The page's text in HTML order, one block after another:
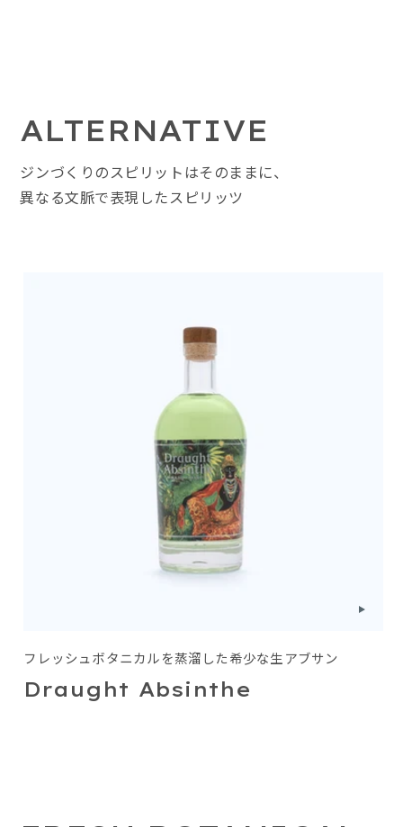
ALTERNATIVE
ジンづくりのスピリットはそのままに、
異なる文脈で表現したスピリッツ
フレッシュボタニカルを蒸溜した希少な生アブサン
Draught Absinthe